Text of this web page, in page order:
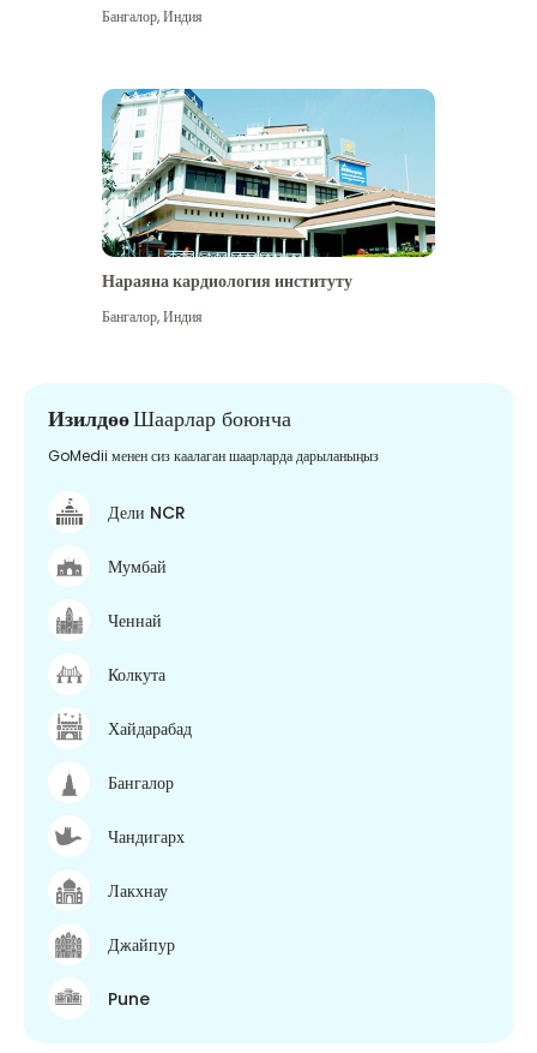
Бангалор,Индия
Нараяна кардиология институту
Бангалор,Индия
ИзилдөөШаарлар боюнча
GoMedii менен сиз каалаган шаарларда дарыланыңыз
Дели NCR
Мумбай
Ченнай
Колкута
Хайдарабад
Бангалор
Чандигарх
Лакхнау
Джайпур
Pune